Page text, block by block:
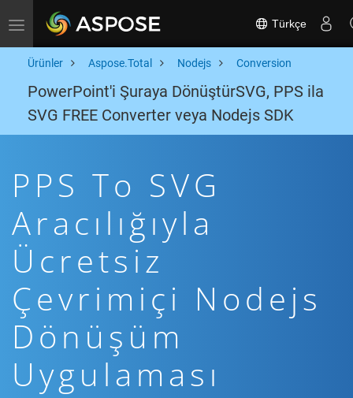
Toggle navigation Türkçe
Ürünler Aspose.Total Nodejs Conversion
PowerPoint'i Şuraya DönüştürSVG, PPS ila
SVG FREE Converter veya Nodejs SDK
PPS To SVG
Aracılığıyla
Ücretsiz
Çevrimiçi Nodejs
Dönüşüm
Uygulaması